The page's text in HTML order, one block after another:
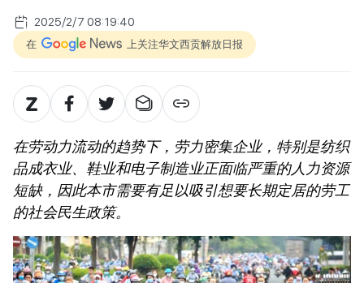
2025/2/7 08:19:40
在 上关注华文西贡解放日报
在劳动力流动的趋势下，劳力密集企业，特别是纺织
品成衣业、鞋业和电子制造业正面临严重的人力资源
短缺，因此本市需要有足以吸引想要长期定居的劳工
的社会民生政策。